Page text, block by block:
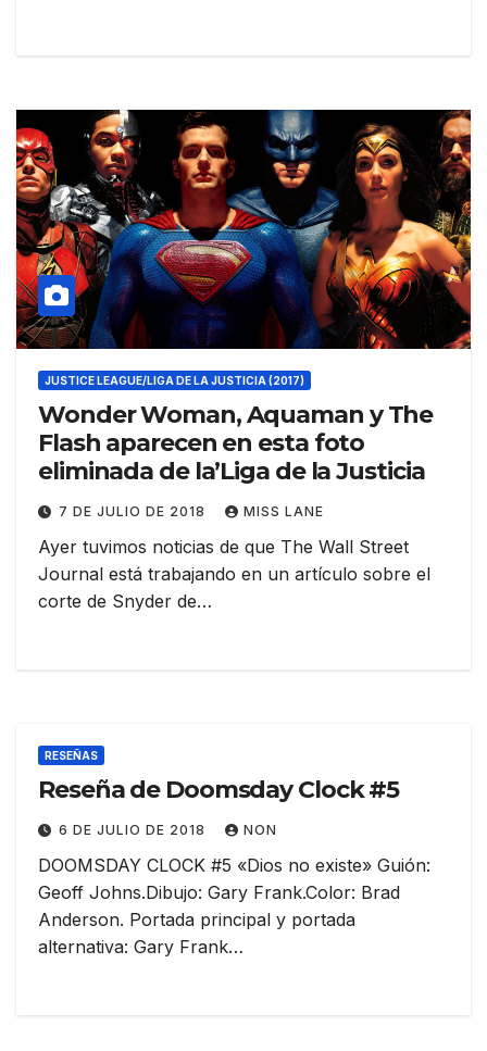
JUSTICE LEAGUE/LIGA DE LA JUSTICIA (2017)
Wonder Woman, Aquaman y The
Flash aparecen en esta foto
eliminada de la’Liga de la Justicia
7 DE JULIO DE 2018 MISS LANE
Ayer tuvimos noticias de que The Wall Street
Journal está trabajando en un artículo sobre el
corte de Snyder de…
RESEÑAS
Reseña de Doomsday Clock #5
6 DE JULIO DE 2018 NON
DOOMSDAY CLOCK #5 «Dios no existe» Guión:
Geoff Johns.Dibujo: Gary Frank.Color: Brad
Anderson. Portada principal y portada
alternativa: Gary Frank…